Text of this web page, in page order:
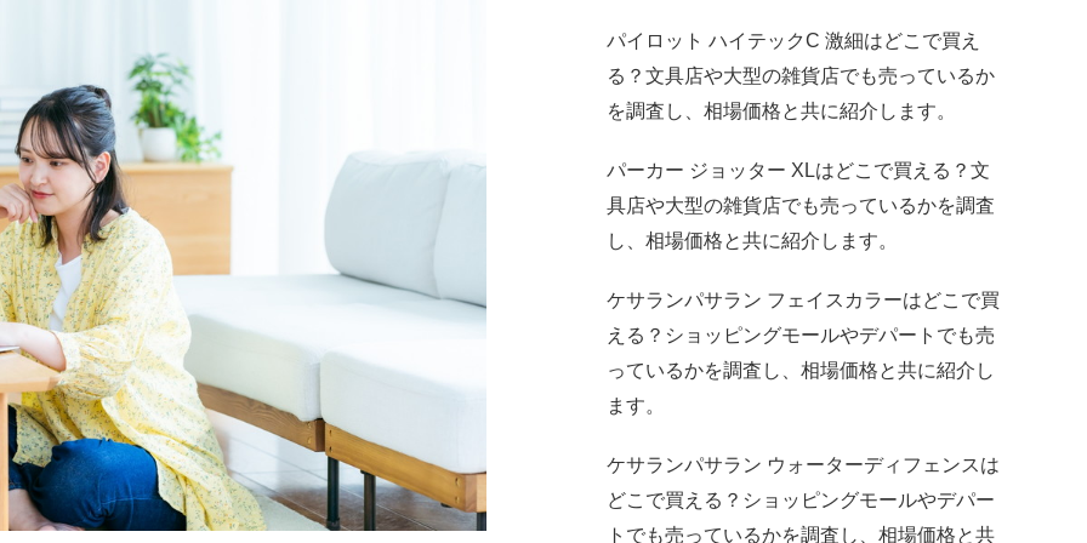
パイロット ハイテックC 激細はどこで買え
る？文具店や大型の雑貨店でも売っているか
を調査し、相場価格と共に紹介します。
パーカー ジョッター XLはどこで買える？文
具店や大型の雑貨店でも売っているかを調査
し、相場価格と共に紹介します。
ケサランパサラン フェイスカラーはどこで買
える？ショッピングモールやデパートでも売
っているかを調査し、相場価格と共に紹介し
ます。
ケサランパサラン ウォーターディフェンスは
どこで買える？ショッピングモールやデパー
トでも売っているかを調査し、相場価格と共